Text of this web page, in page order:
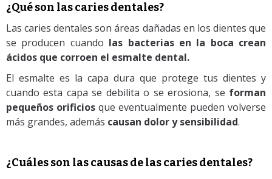
¿Qué son las caries dentales?
Las caries dentales son áreas dañadas en los dientes que
se producen cuando las bacterias en la boca crean
ácidos que corroen el esmalte dental.
El esmalte es la capa dura que protege tus dientes y
cuando esta capa se debilita o se erosiona, se forman
pequeños orificios que eventualmente pueden volverse
más grandes, además causan dolor y sensibilidad.
¿Cuáles son las causas de las caries dentales?